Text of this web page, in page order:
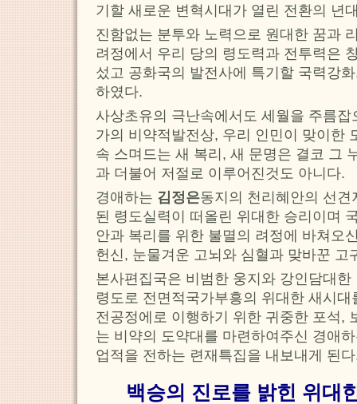
기할 새로운 변혁시대가 열린 전환의 년
진함없는 분투와 노력으로 원대한 꿈과
려정에서 우리 당의 령도력과 전투력은
섰고 공화국의 발전사에 특기할 국력강
하였다.
사상초유의 극난속에서도 세월을 주름
가의 비약적발전상, 우리 인민이 맞이한
속 스며드는 새 복리, 새 문명은 결코 그
과 더불어 저절로 이루어진것도 아니다.
경애하는 김정은동지의 천리혜안의 선
된 령도실력이 떠올린 위대한 승리이며
안과 복리를 위한 불멸의 려정에 바쳐오
헌신, 눈물겨운 고뇌와 심혈과 맞바꾼 고
본사편집국은 비범한 웅지와 강인담대
령도로 전면적국가부흥의 위대한 새시
전공정에로 이행하기 위한 귀중한 포석,
는 비약의 도약대를 마련하여주신 경애
업적을 전하는 련재특집을 내보내게 된
백승의 진로를 밝힌 위대